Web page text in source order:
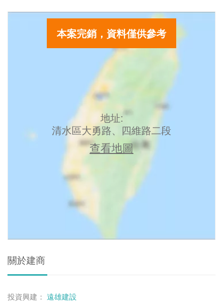
本案完銷，資料僅供參考
地址:
清水區大勇路、四維路二段
查看地圖
關於建商
投資興建： 遠雄建設